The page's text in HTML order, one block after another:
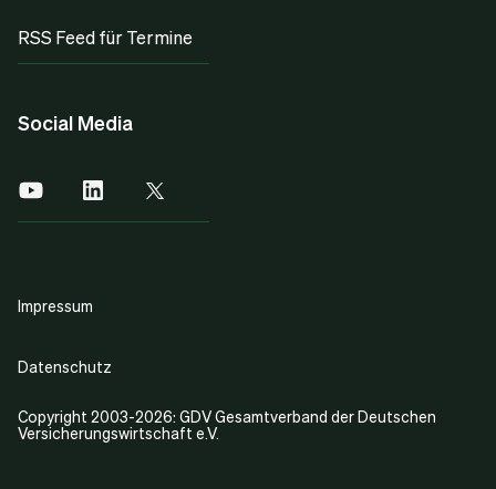
RSS Feed für Termine
Social Media
Copyright 2003-2026: GDV Gesamtverband der Deutschen
Versicherungswirtschaft e.V.
Impressum
Datenschutz